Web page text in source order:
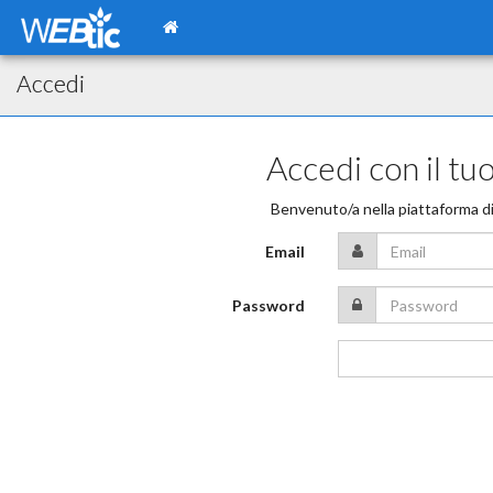
Accedi
Accedi con il
Benvenuto/a nella piattaforma
Email
Password